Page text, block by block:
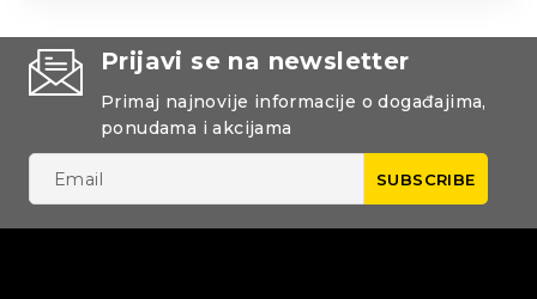
Prijavi se na newsletter
Primaj najnovije informacije o događajima,
ponudama i akcijama